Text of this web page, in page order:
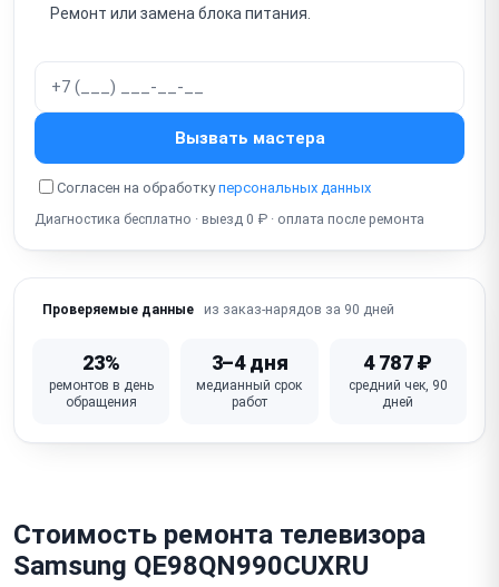
Не реагирует / плохо реагирует на пульт ДУ
повреждение)
Не работает USB / не читает флешку
Не работает кнопки на корпусе / джойстик
управления
Неисправна Main board / T-Con / плата инвертора
Ремонт или замена блока питания.
Вызвать мастера
Согласен на обработкуперсональных данных
Диагностика бесплатно · выезд 0 ₽ · оплата после ремонта
Проверяемые данные из заказ-нарядов за 90 дней
23%
ремонтов в день
обращения
3–4 дня
медианный срок
работ
4 787 ₽
средний чек, 90
дней
Стоимость ремонта телевизора
Samsung QE98QN990CUXRU